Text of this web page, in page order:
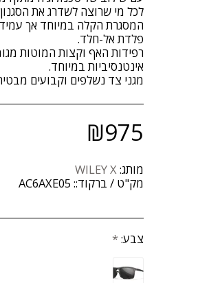
המסגרת הקלה במיוחד אך
רפידות האף וקצות המוטות
מגני צד נשלפים וקבועים
₪975
מותג:WILEY X
מק"ט / ברקוד:: AC6AXE05
צבע:*